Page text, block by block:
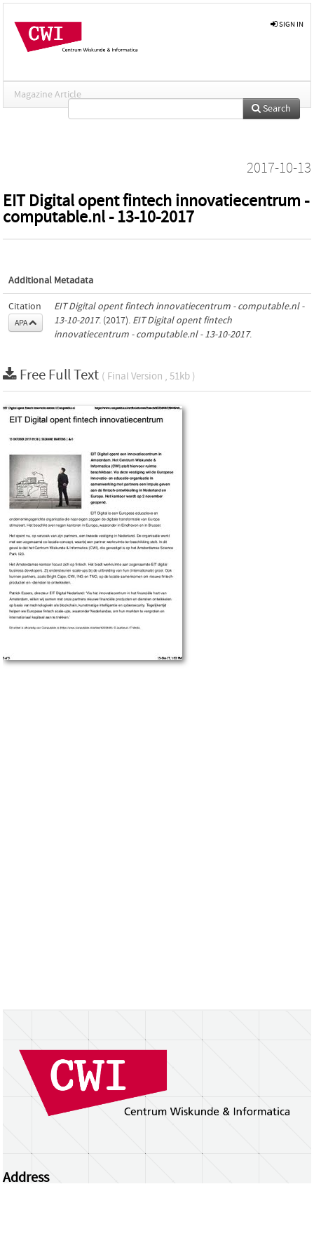
SIGN IN
Magazine Article
Search
2017-10-13
EIT Digital opent fintech innovatiecentrum -
computable.nl - 13-10-2017
Additional Metadata
Citation
APA
EIT Digital opent fintech innovatiecentrum - computable.nl -
13-10-2017. (2017). EIT Digital opent fintech
innovatiecentrum - computable.nl - 13-10-2017.
Free Full Text ( Final Version , 51kb )
Address